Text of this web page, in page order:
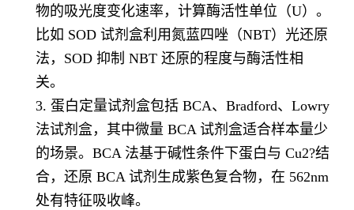
物的吸光度变化速率，计算酶活性单位（U）。
比如 SOD 试剂盒利用氮蓝四唑（NBT）光还原
法，SOD 抑制 NBT 还原的程度与酶活性相
关。
3. 蛋白定量试剂盒包括 BCA、Bradford、Lowry
法试剂盒，其中微量 BCA 试剂盒适合样本量少
的场景。BCA 法基于碱性条件下蛋白与 Cu2?结
合，还原 BCA 试剂生成紫色复合物，在 562nm
处有特征吸收峰。